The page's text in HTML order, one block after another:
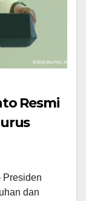
Resmi
Presiden
dan